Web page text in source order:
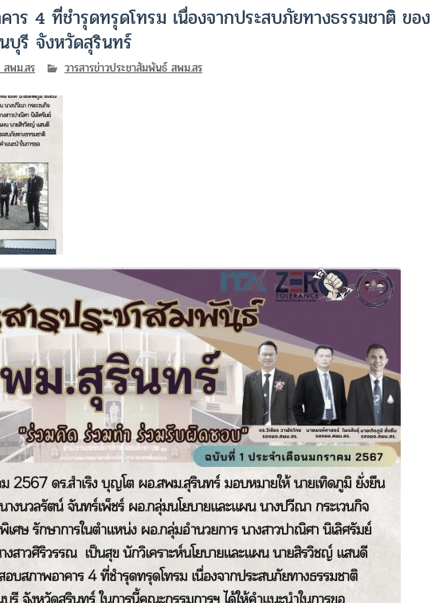
ร 4 ที่ชำรุดทรุดโทรม เนื่องจากประสบภัยทางธรรมชาติ ของ
บุรี จังหวัดสุรินทร์
สพม.สร วารสารข่าวประชาสัมพันธ์ สพม.สร